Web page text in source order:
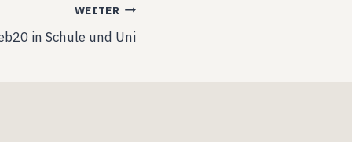
WEITER
in Schule und Uni